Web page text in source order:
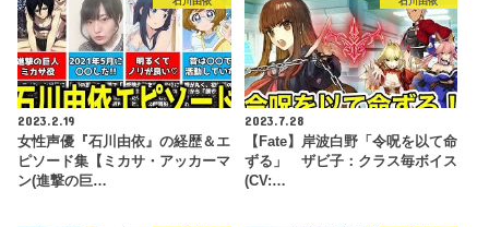
2023.2.19
女性声優『石川由依』の経歴＆エ
ピソード集【ミカサ・アッカーマ
ン(進撃の巨…
2023.7.28
【Fate】岸波白野「令呪を以て命
ずる」 ザビ子：クラス毎ボイス
(CV:…